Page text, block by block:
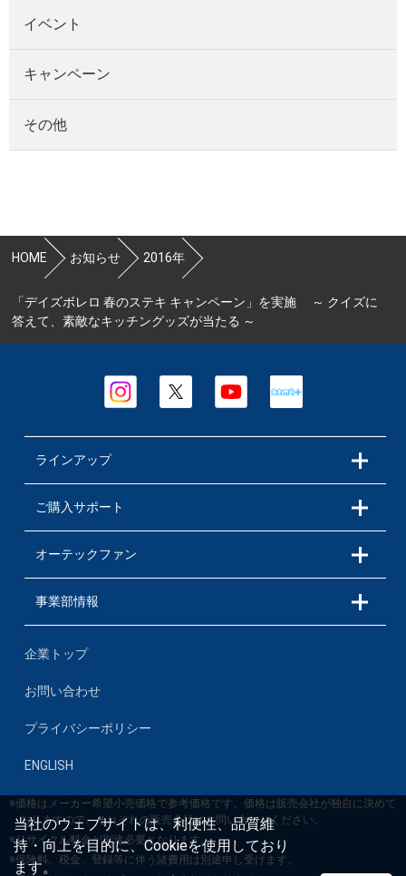
当社のウェブサイトは、利便性、品質維
持・向上を目的に、Cookieを使用しており
ます。
イベント
キャンペーン
その他
HOME お知らせ 2016年
「デイズボレロ 春のステキ キャンペーン」を実施 ～ クイズに
答えて、素敵なキッチングッズが当たる ～
ラインアップ
ご購入サポート
オーテックファン
事業部情報
企業トップ
お問い合わせ
プライバシーポリシー
ENGLISH
※価格はメーカー希望小売価格で参考価格です。価格は販売会社が独自に決めて
おりますので、それぞれの販売会社にお問い合わせください。
※リサイクル料金が別途必要となります。
※保険料、税金、登録等に伴う諸費用は別途申し受けます。